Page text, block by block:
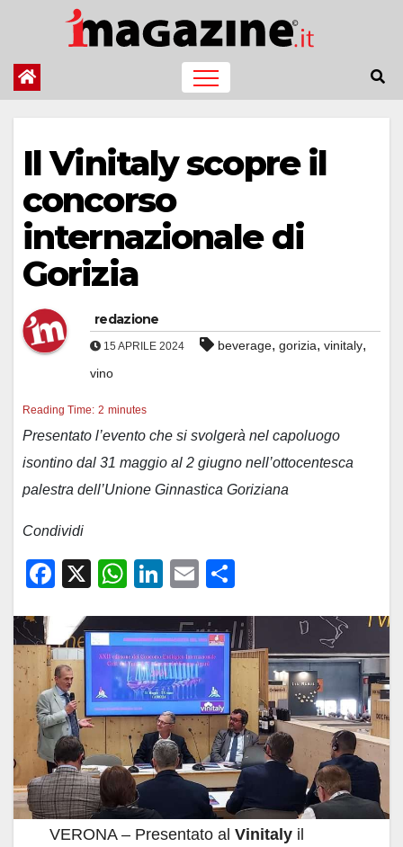
contenuto
Il Vinitaly scopre il
concorso
internazionale di
Gorizia
redazione
15 APRILE 2024 beverage, gorizia, vinitaly,
vino
Reading Time: 2 minutes
Presentato l’evento che si svolgerà nel capoluogo
isontino dal 31 maggio al 2 giugno nell’ottocentesca
palestra dell’Unione Ginnastica Goriziana
Condividi
F
c
e
b
o
o
k
X
W
at
s
A
p
p
Li
k
e
dI
n
E
ail n
di
vi
di
VERONA – Presentato al Vinitaly il